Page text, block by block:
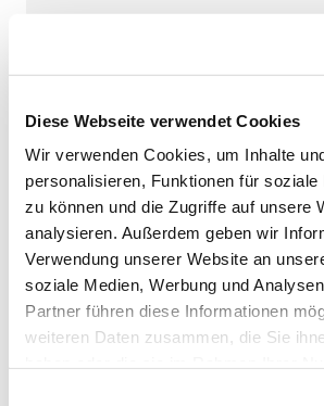
Diese Webseite verwendet Cookies
Wir verwenden Cookies, um Inhalte
personalisieren, Funktionen für soziale
zu können und die Zugriffe auf unsere
analysieren. Außerdem geben wir
Verwendung unserer Website an
soziale Medien, Werbung und
Partner führen diese Informationen
weiteren Daten zusammen, die Sie
St. Josef, Stralsund,
3A, 18437 Stralsund